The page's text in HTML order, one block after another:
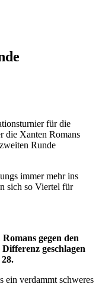
für die
die Xanten Romans
Runde
immer mehr ins
sich so Viertel für
gegen den
geschlagen
ein verdammt schweres